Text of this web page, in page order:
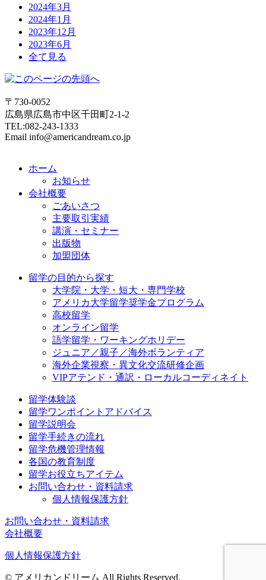
2024年3月
2024年1月
2023年12月
2023年6月
全て見る
〒730-0052
広島県広島市中区千田町2-1-2
TEL:082-243-1333
Email info@americandream.co.jp
ホーム
お知らせ
会社概要
ごあいさつ
主要取引実績
講演・セミナー
出版物
加盟団体
留学の目的から探す
大学院・大学・短大・専門学校
アメリカ大学留学奨学金プログラム
高校留学
オンライン留学
語学留学・ワーキングホリデー
ジュニア／親子／海外ボランティア
海外企業視察・異文化交流研修企画
VIPアテンド・通訳・ローカルコーディネイト
留学体験談
留学ワンポイントアドバイス
留学説明会
留学手続きの流れ
留学危機管理情報
各国の教育制度
留学お役立ちアイテム
お問い合わせ・資料請求
個人情報保護方針
お問い合わせ・資料請求
会社概要
個人情報保護方針
© アメリカンドリーム All Rights Reserved.